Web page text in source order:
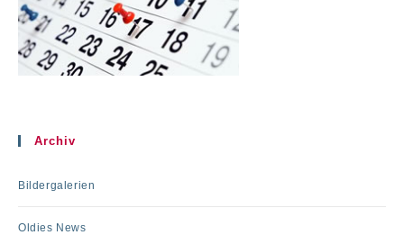
Archiv
Bildergalerien
Oldies News